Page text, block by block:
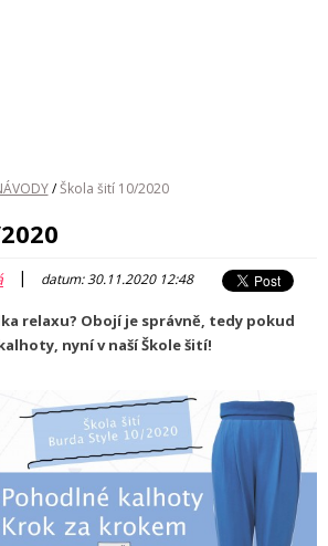
/ Škola šití 10/2020
| datum: 30.11.2020 12:48
relaxu? Obojí je správně, tedy pokud
nyní v naší Škole šití!